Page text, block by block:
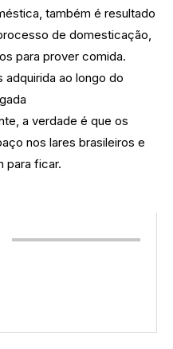
também é resultado
de domesticação,
para prover comida.
ao longo do
a verdade é que os
nos lares brasileiros e
para ficar.